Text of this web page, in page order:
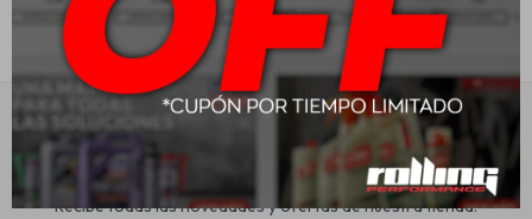
Suscríbete a nuestra newsletter
Recibe todas las novedades y ofertas de nuestra tienda.
Repuestos
Servicios